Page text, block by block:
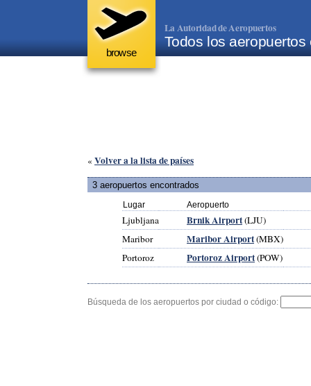
browse
La Autoridad de Aeropuertos
Todos los
« Volver a la lista de países
3 aeropuertos encontrados
Lugar Aeropuerto
Ljubljana Brnik Airport(LJU)
Maribor
Maribor Airport(MBX)
Portoroz
Portoroz Airport(POW)
Búsqueda de los aeropuertos por ciudad o código: